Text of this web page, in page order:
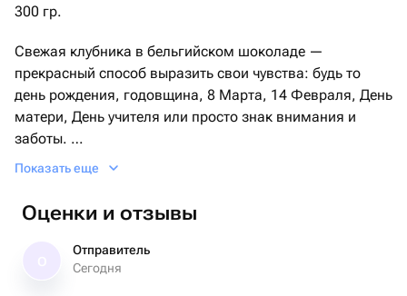
300 гр.
Свежая клубника в бельгийском шоколаде —
прекрасный способ выразить свои чувства: будь то
день рождения, годовщина, 8 Марта, 14 Февраля, День
матери, День учителя или просто знак внимания и
заботы.
инструкцией по хранению.
Коробочка с клубникой в шоколаде станет отличным
подарком для бабушки, мамы, любимой женщины,
Показать еще
Оценки и отзывы
Отправитель
Сегодня